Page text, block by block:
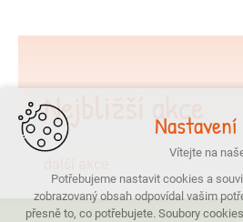
Nejbližší akce
Vítejte na
Potřebujeme nastavit cookies a
zobrazovaný obsah odpovídal vašim
přesně to, co potřebujete. Soubory